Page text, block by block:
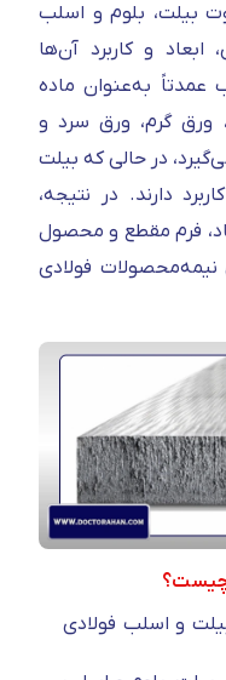
بیلت، بلوم و اسلب
و کاربرد آن‌ها
به‌عنوان ماده
ورق گرم، ورق سرد و
در حالی که بیلت
دارند. در نتیجه،
فرم مقطع و محصول
نیمه‌محصولات فولادی
چیست؟
و اسلب فولادی